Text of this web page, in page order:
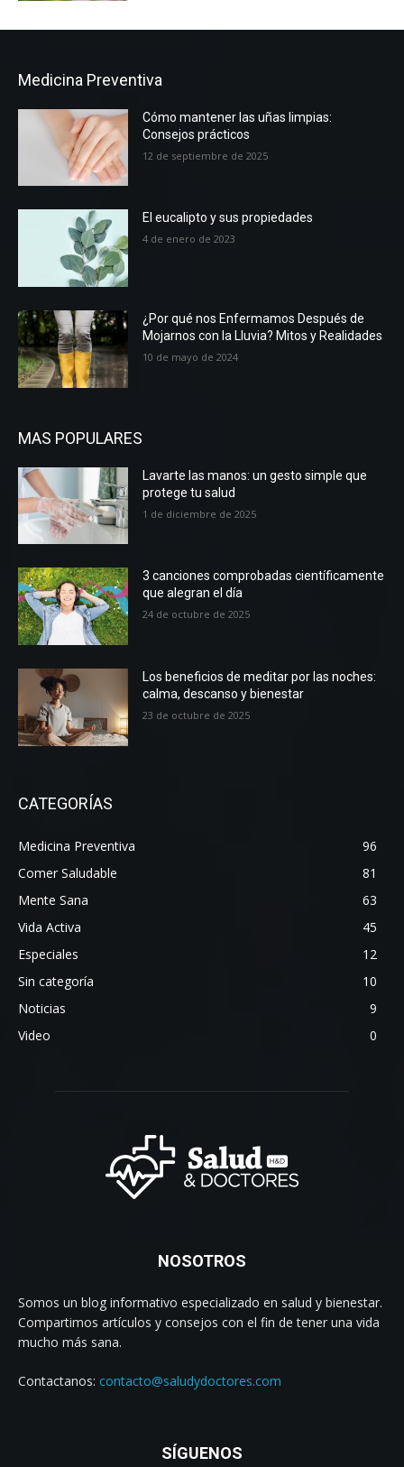
Medicina Preventiva
Cómo mantener las uñas limpias:
Consejos prácticos
12 de septiembre de 2025
El eucalipto y sus propiedades
4 de enero de 2023
¿Por qué nos Enfermamos Después de
Mojarnos con la Lluvia? Mitos y Realidades
10 de mayo de 2024
MAS POPULARES
Lavarte las manos: un gesto simple que
protege tu salud
1 de diciembre de 2025
3 canciones comprobadas científicamente
que alegran el día
24 de octubre de 2025
Los beneficios de meditar por las noches:
calma, descanso y bienestar
23 de octubre de 2025
CATEGORÍAS
Medicina Preventiva
96
Comer Saludable
81
Mente Sana
63
Vida Activa
45
Especiales
12
Sin categoría
10
Noticias
9
Video
0
NOSOTROS
Somos un blog informativo especializado en salud y bienestar.
Compartimos artículos y consejos con el fin de tener una vida
mucho más sana.
Contactanos: contacto@saludydoctores.com
SÍGUENOS